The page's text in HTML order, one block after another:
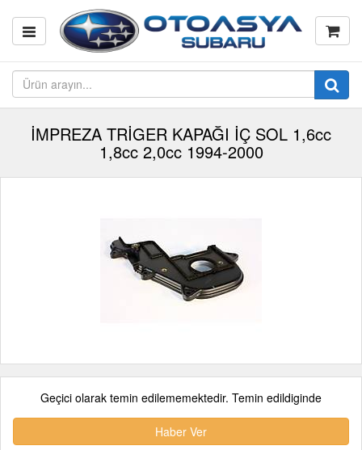
İMPREZA TRİGER KAPAĞI İÇ SOL 1,6cc
1,8cc 2,0cc 1994-2000
Geçici olarak temin edilememektedir. Temin edildiginde
Haber Ver